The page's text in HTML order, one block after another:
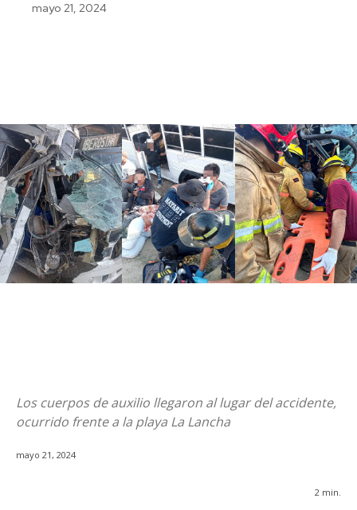
mayo 21, 2024
Los cuerpos de auxilio llegaron al lugar del accidente,
ocurrido frente a la playa La Lancha
mayo 21, 2024
2 min.